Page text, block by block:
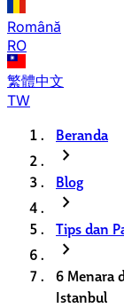
Română
RO
繁體中文
TW
Beranda
chevron_right
Blog
chevron_right
Tips dan
chevron_right
6 Menara
Istanbul